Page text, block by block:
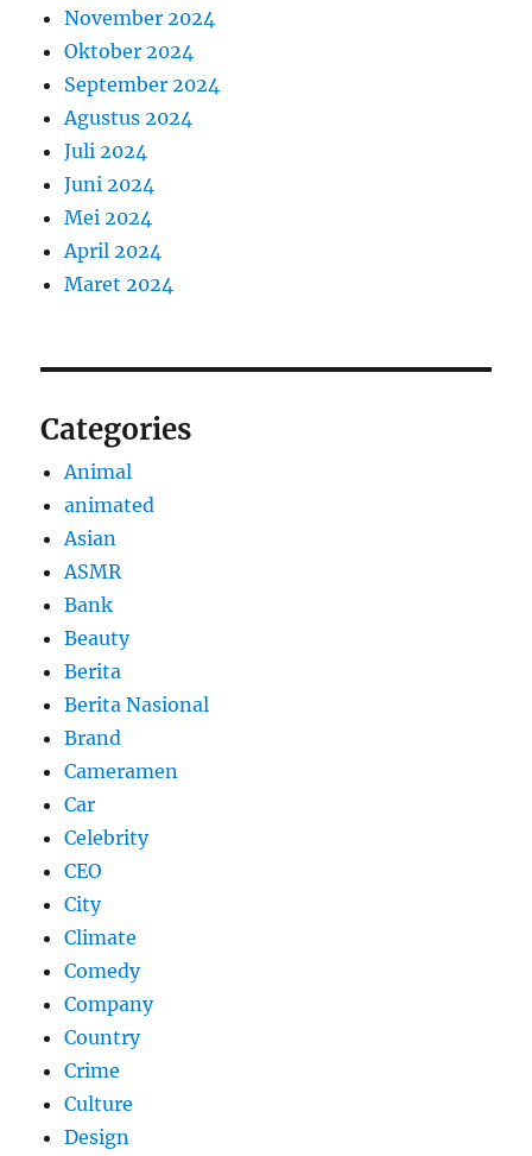
November 2024
Oktober 2024
September 2024
Agustus 2024
Juli 2024
Juni 2024
Mei 2024
April 2024
Maret 2024
Categories
Animal
animated
Asian
ASMR
Bank
Beauty
Berita
Berita Nasional
Brand
Cameramen
Car
Celebrity
CEO
City
Climate
Comedy
Company
Country
Crime
Culture
Design